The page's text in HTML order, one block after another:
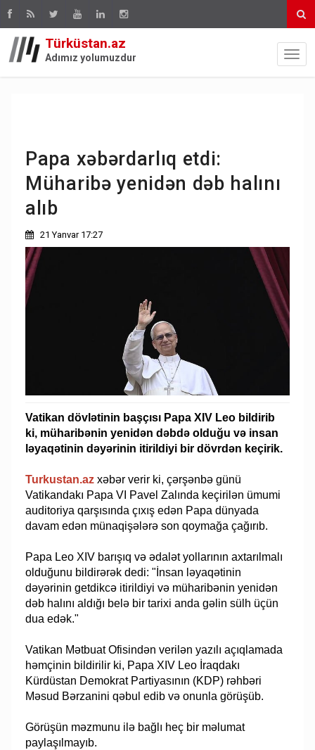
Türküstan.az
Adımız yolumuzdur
Papa xəbərdarlıq etdi:
Müharibə yenidən dəb halını
alıb
21 Yanvar 17:27
Vatikan dövlətinin başçısı Papa XIV Leo bildirib
ki, müharibənin yenidən dəbdə olduğu və insan
ləyaqətinin dəyərinin itirildiyi bir dövrdən keçirik.
Turkustan.azxəbər verir ki, çərşənbə günü
Vatikandakı Papa VI Pavel Zalında keçirilən ümumi
auditoriya qarşısında çıxış edən Papa dünyada
davam edən münaqişələrə son qoymağa çağırıb.
Papa Leo XIV barışıq və ədalət yollarının axtarılmalı
olduğunu bildirərək dedi: "İnsan ləyaqətinin
dəyərinin getdikcə itirildiyi və müharibənin yenidən
dəb halını aldığı belə bir tarixi anda gəlin sülh üçün
dua edək."
Vatikan Mətbuat Ofisindən verilən yazılı açıqlamada
həmçinin bildirilir ki, Papa XIV Leo İraqdakı
Kürdüstan Demokrat Partiyasının (KDP) rəhbəri
Məsud Bərzanini qəbul edib və onunla görüşüb.
Görüşün məzmunu ilə bağlı heç bir məlumat
paylaşılmayıb.